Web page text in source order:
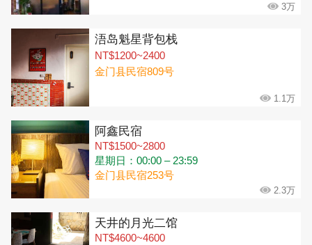
3万
浯岛魁星背包栈
NT$1200~2400
金门县民宿809号
1.1万
阿鑫民宿
NT$1500~2800
星期日：00:00 – 23:59
金门县民宿253号
2.3万
天井的月光二馆
NT$4600~4600